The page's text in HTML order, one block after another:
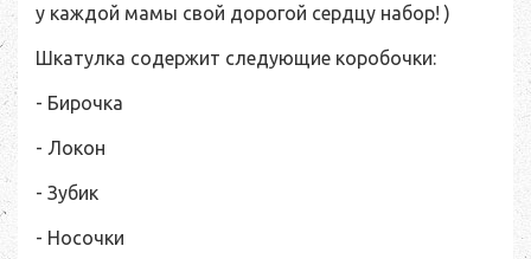
у каждой мамы свой дорогой сердцу набор! )
Шкатулка содержит следующие коробочки:
- Бирочка
- Локон
- Зубик
- Носочки